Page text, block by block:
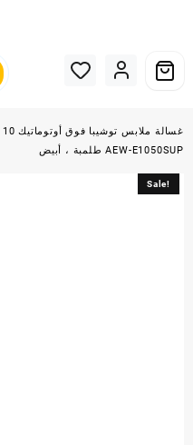
طلمبة ، أبيض AEW-E1050SUP
Sale!
Sale!